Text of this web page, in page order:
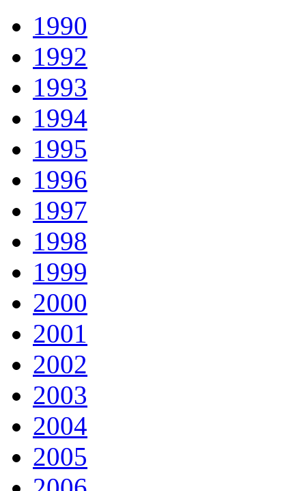
1990
1992
1993
1994
1995
1996
1997
1998
1999
2000
2001
2002
2003
2004
2005